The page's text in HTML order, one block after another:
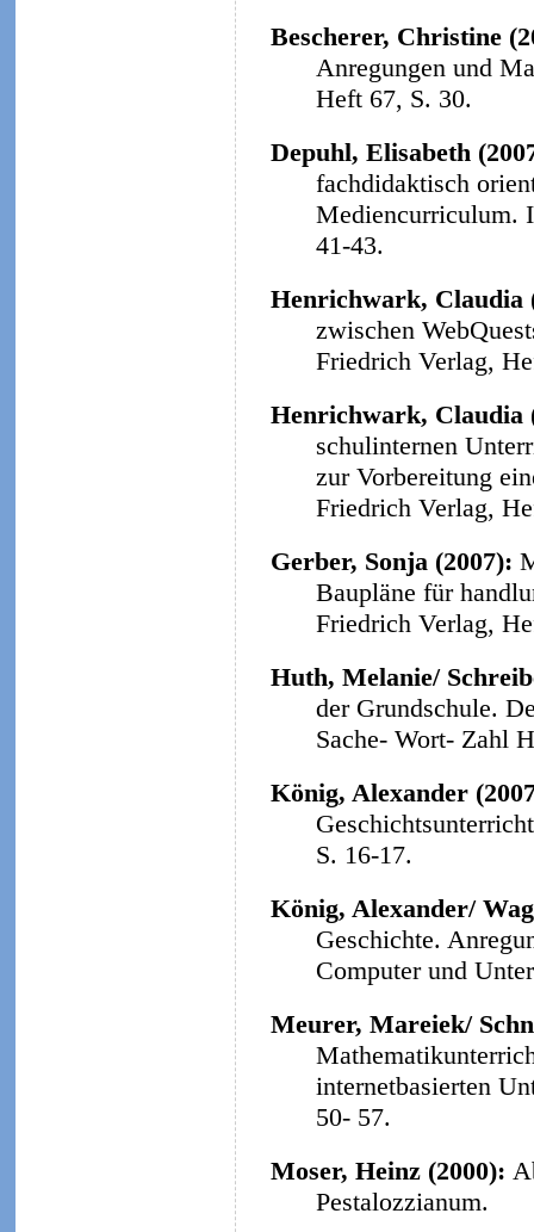
Bescherer, Christine
Anregungen und
Heft 67, S. 30.
Depuhl, Elisabeth
fachdidaktisch
Mediencurriculum.
41-43.
Henrichwark, Claudia
zwischen
Friedrich Verlag,
Henrichwark, Claudia
schulinternen
zur Vorbereitung
Friedrich Verlag,
Gerber, Sonja (2007):
Baupläne für
Friedrich Verlag,
Huth, Melanie/
der Grundschule.
Sache- Wort- Zahl
König, Alexander
S. 16-17.
König, Alexander/
Geschichte.
Computer und
Meurer, Mareiek/
internetbasierten
50- 57.
Moser, Heinz (2000):
Pestalozzianum.